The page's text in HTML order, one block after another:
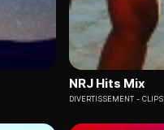
NRJ Hits Mix
DIVERTISSEMENT CLIPS